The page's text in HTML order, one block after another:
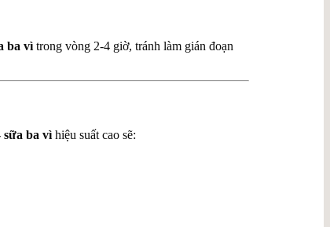
ba vì trong vòng 2-4 giờ, tránh làm gián đoạn
sữa ba vìhiệu suất cao sẽ: